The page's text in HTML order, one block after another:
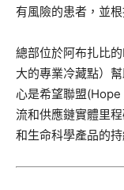
有風險的患者，並
總部位於阿布扎比
大的專業冷藏點）
心是希望聯盟
流和供應鏈實體里
和生命科學產品的